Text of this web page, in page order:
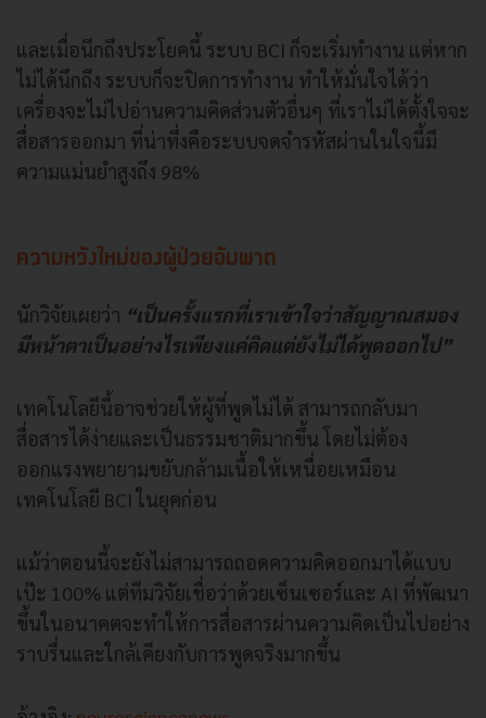
และเมื่อนึกถึงประโยคนี้ ระบบ BCI ก็จะเริ่มทำงาน แต่หาก
ไม่ได้นึกถึง ระบบก็จะปิดการทำงาน ทำให้มั่นใจได้ว่า
เครื่องจะไม่ไปอ่านความคิดส่วนตัวอื่นๆ ที่เราไม่ได้ตั้งใจจะ
สื่อสารออกมา ที่น่าทึ่งคือระบบจดจำรหัสผ่านในใจนี้มี
ความแม่นยำสูงถึง 98%
ความหวังใหม่ของผู้ป่วยอัมพาต
นักวิจัยเผยว่า “เป็นครั้งแรกที่เราเข้าใจว่าสัญญาณสมอง
มีหน้าตาเป็นอย่างไรเพียงแค่คิดแต่ยังไม่ได้พูดออกไป”
เทคโนโลยีนี้อาจช่วยให้ผู้ที่พูดไม่ได้ สามารถกลับมา
สื่อสารได้ง่ายและเป็นธรรมชาติมากขึ้น โดยไม่ต้อง
ออกแรงพยายามขยับกล้ามเนื้อให้เหนื่อยเหมือน
เทคโนโลยี BCI ในยุคก่อน
แม้ว่าตอนนี้จะยังไม่สามารถถอดความคิดออกมาได้แบบ
เป๊ะ 100% แต่ทีมวิจัยเชื่อว่าด้วยเซ็นเซอร์และ AI ที่พัฒนา
ขึ้นในอนาคตจะทำให้การสื่อสารผ่านความคิดเป็นไปอย่าง
ราบรื่นและใกล้เคียงกับการพูดจริงมากขึ้น